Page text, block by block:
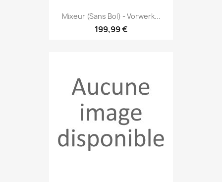
Mixeur (sans Bol) - Vorwerk...
199,99 €